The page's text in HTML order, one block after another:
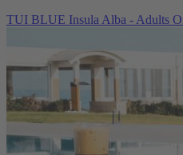
TUI BLUE Insula Alba - Adults